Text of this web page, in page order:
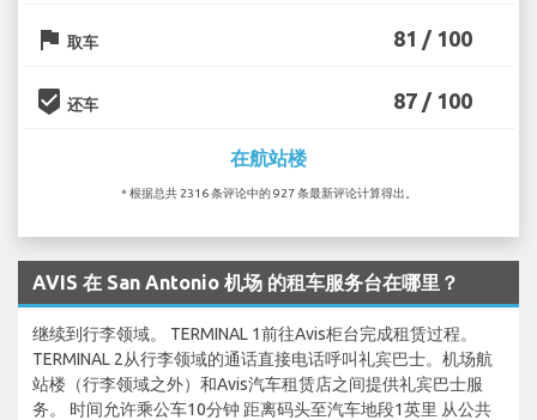
flag 取车 81 / 100
beenhere 还车 87 / 100
在航站楼
* 根据总共 2316 条评论中的 927 条最新评论计算得出。
AVIS 在 San Antonio 机场 的租车服务台在哪里？
继续到行李领域。 TERMINAL 1前往Avis柜台完成租赁过程。
TERMINAL 2从行李领域的通话直接电话呼叫礼宾巴士。机场航
站楼（行李领域之外）和Avis汽车租赁店之间提供礼宾巴士服
务。 时间允许乘公车10分钟 距离码头至汽车地段1英里 从公共